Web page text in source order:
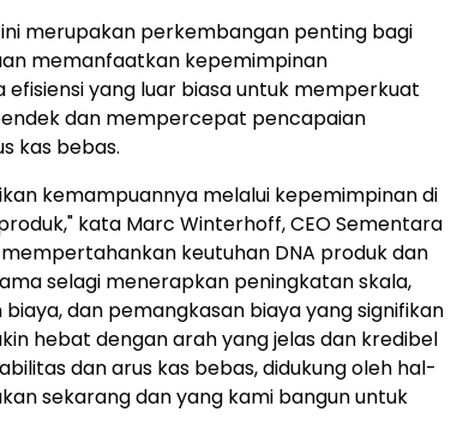
merupakan perkembangan penting bagi
memanfaatkan kepemimpinan
yang luar biasa untuk memperkuat
dan mempercepat pencapaian
kas bebas.
kemampuannya melalui kepemimpinan di
kata Marc Winterhoff, CEO Sementara
mempertahankan keutuhan DNA produk dan
selagi menerapkan peningkatan skala,
biaya, dan pemangkasan biaya yang signifikan
hebat dengan arah yang jelas dan kredibel
dan arus kas bebas, didukung oleh hal-
sekarang dan yang kami bangun untuk